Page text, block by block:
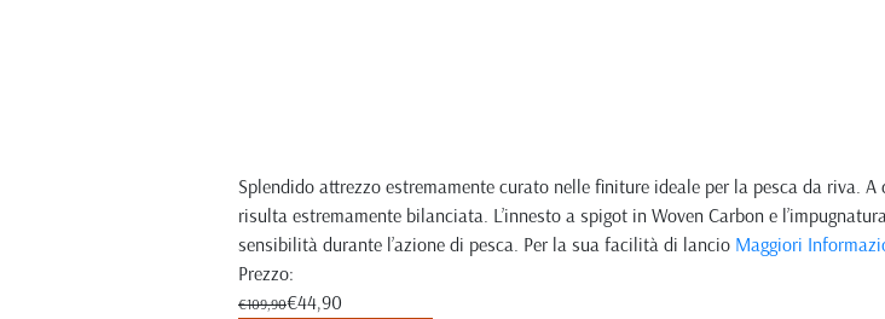
Splendido attrezzo estremamente curato nelle finiture ideale per la pesca da riva.
risulta estremamente bilanciata. L’innesto a spigot in Woven Carbon e
sensibilità durante l’azione di pesca. Per la sua facilità di lancio Maggiori
Prezzo:
€109,90€44,90